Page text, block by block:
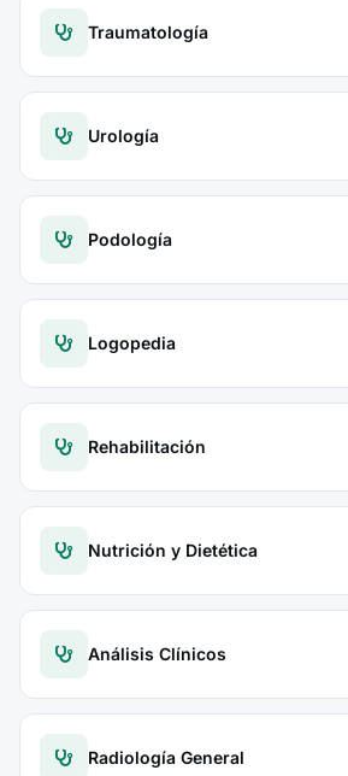
Traumatología
Urología
Podología
Logopedia
Rehabilitación
Nutrición y Dietética
Análisis Clínicos
Radiología General